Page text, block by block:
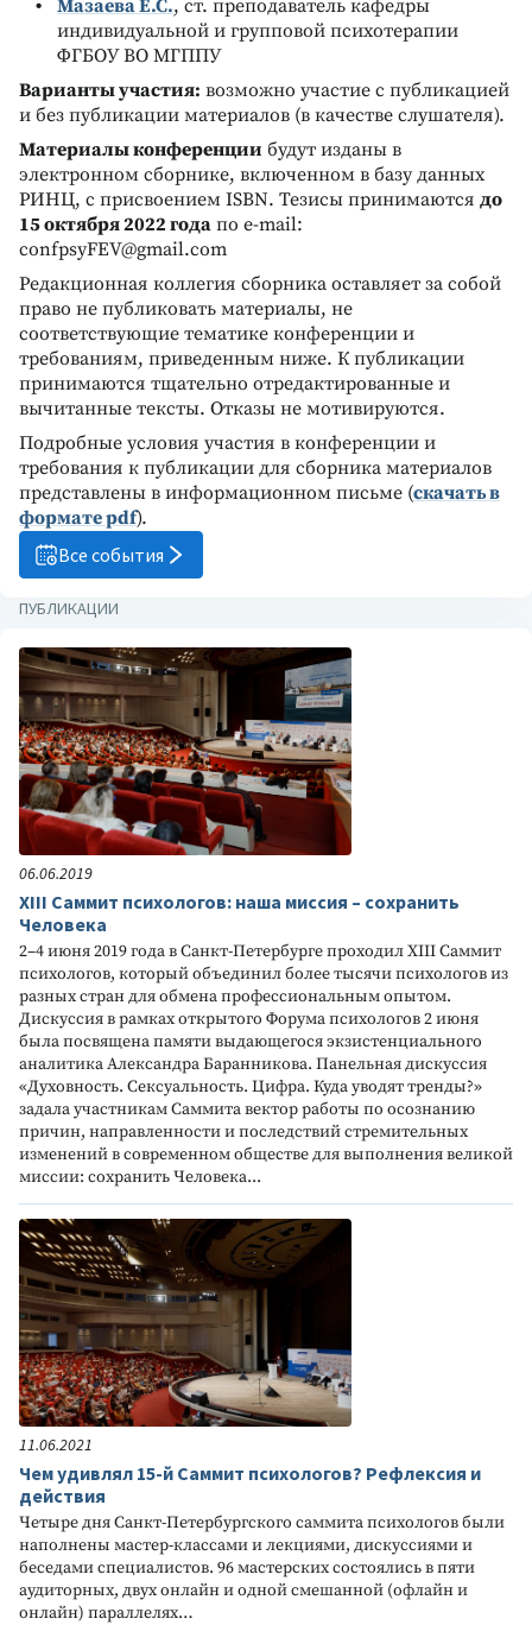
Мазаева Е.С., ст. преподаватель кафедры
индивидуальной и групповой психотерапии
ФГБОУ ВО МГППУ
Варианты участия: возможно участие с публикацией
и без публикации материалов (в качестве слушателя).
Материалы конференции будут изданы в
электронном сборнике, включенном в базу данных
РИНЦ, с присвоением ISBN. Тезисы принимаются до
15 октября 2022 года по e-mail:
confpsyFEV@gmail.com
Редакционная коллегия сборника оставляет за собой
право не публиковать материалы, не
соответствующие тематике конференции и
требованиям, приведенным ниже. К публикации
принимаются тщательно отредактированные и
вычитанные тексты. Отказы не мотивируются.
Подробные условия участия в конференции и
требования к публикации для сборника материалов
представлены в информационном письме (скачать в
формате pdf).
Все события
ПУБЛИКАЦИИ
06.06.2019
XIII Саммит психологов: наша миссия – сохранить
Человека
2–4 июня 2019 года в Санкт-Петербурге проходил XIII Саммит
психологов, который объединил более тысячи психологов из
разных стран для обмена профессиональным опытом.
Дискуссия в рамках открытого Форума психологов 2 июня
была посвящена памяти выдающегося экзистенциального
аналитика Александра Баранникова. Панельная дискуссия
«Духовность. Сексуальность. Цифра. Куда уводят тренды?»
задала участникам Саммита вектор работы по осознанию
причин, направленности и последствий стремительных
изменений в современном обществе для выполнения великой
миссии: сохранить Человека...
11.06.2021
Чем удивлял 15-й Саммит психологов? Рефлексия и
действия
Четыре дня Санкт-Петербургского саммита психологов были
наполнены мастер-классами и лекциями, дискуссиями и
беседами специалистов. 96 мастерских состоялись в пяти
аудиторных, двух онлайн и одной смешанной (офлайн и
онлайн) параллелях…